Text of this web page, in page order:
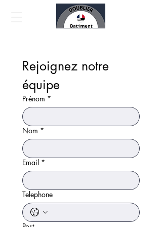
Rejoignez notre
équipe
Prénom *
Nom *
Email *
Telephone